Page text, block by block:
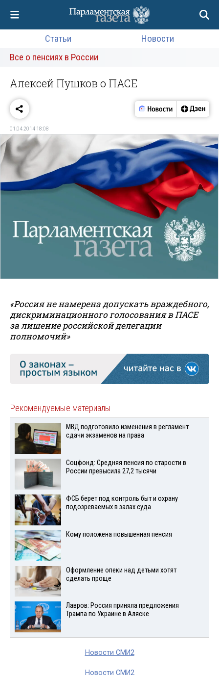
Статьи
Новости
Все о пенсиях в России
Алексей Пушков о ПАСЕ
01.04.2014 18:08
«Россия не намерена допускать враждебного,
дискриминационного голосования в ПАСЕ
за лишение российской делегации
полномочий»
Рекомендуемые материалы
МВД подготовило изменения в регламент
сдачи экзаменов на права
Соцфонд: Средняя пенсия по старости в
России превысила 27,2 тысячи
ФСБ берет под контроль быт и охрану
подозреваемых в залах суда
Кому положена повышенная пенсия
Оформление опеки над детьми хотят
сделать проще
Лавров: Россия приняла предложения
Трампа по Украине в Аляске
Новости СМИ2
Новости СМИ2